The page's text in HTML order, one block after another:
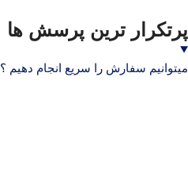
پرتکرار ترین پرسش ها
میتوانیم سفارش را سریع انجام دهیم ؟